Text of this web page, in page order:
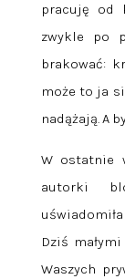
pracuję od
zwykle po
brakować:
może to ja
nadążają. A
W ostatnie
autorki
Dziś
Waszych